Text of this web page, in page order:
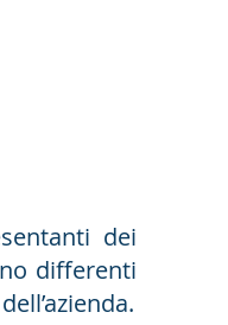
dei
differenti